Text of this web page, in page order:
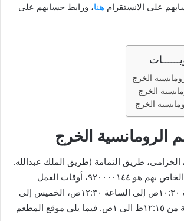
على الانستقرام هنا، ورابط حسابهم على
الخرج
الخرج
الخرج
الرومانسية الخرج
طريق الثمامة (طريق الملك عبدالله.
رقم الهاتف الموحد الخاص بهم هو ٩٢٠٠٠٠١٤٤، أوقات العمل
بالمطعم من الساعة ١٠:٣٠ص إلى الساعة ١٢:٣٠ص، الخميس إلى
الساعة ١ص، الجمعة من ١٢:١٥ظ الى ١ص. فيما يلي موقع المطعم